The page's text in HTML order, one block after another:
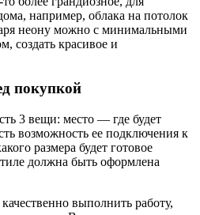
например, облака на потолок
неону можно с минимальными
создать красивое и
покупкой
3 вещи: место — где будет
возможность ее подключения к
размера будет готовое
должна быть оформлена
выполнить работу,